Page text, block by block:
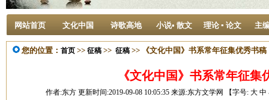
网站首页 文化中国 诗歌高地 小说• 散文 理论 ▪ 论文 主
您的位置： 首页 >> 征稿 >> 征稿 >> 《文化中国》书系常年征集优秀书稿
《文化中国》书系常年征集
作者:东方 更新时间:2019-09-08 10:05:35 来源:东方文学网 【字号: 大 中